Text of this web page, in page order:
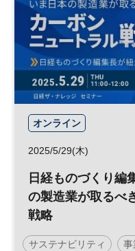
オンライン
2025/5/29(木)
日経ものづくり編
の製造業が取るべ
戦略
サステナビリティ 事